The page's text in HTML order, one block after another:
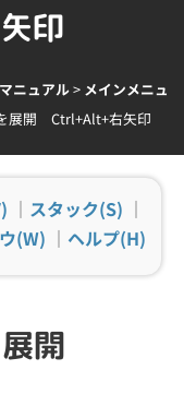
印
ニュアル> メインメニュ
展開 Ctrl+Alt+右矢印
｜ スタック(S) ｜
(W) ｜ ヘルプ(H)
展開